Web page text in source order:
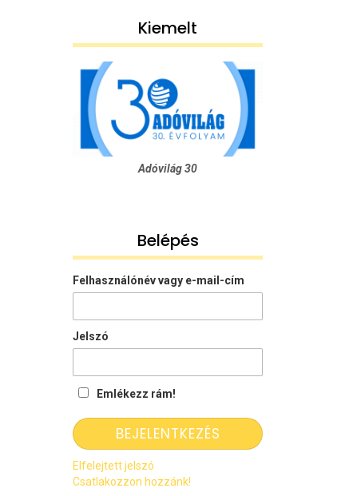
Kiemelt
Adóvilág 30
Belépés
Felhasználónév vagy e-mail-cím
Jelszó
Emlékezz rám!
Elfelejtett jelszó
Csatlakozzon hozzánk!